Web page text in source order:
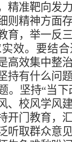
精准靶向发
则精神方面
育，举一反
效。要结
高效集中整
持有什么问
。坚持“当下
、校风学风
开门教育，
听取群众意